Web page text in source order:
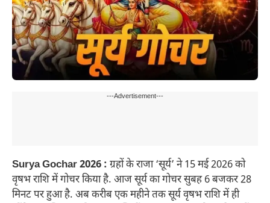
---Advertisement---
Surya Gochar 2026 : ग्रहों के राजा ‘सूर्य’ ने 15 मई 2026 को
वृषभ राशि में गोचर किया है. आज सूर्य का गोचर सुबह 6 बजकर 28
मिनट पर हुआ है. अब करीब एक महीने तक सूर्य वृषभ राशि में ही